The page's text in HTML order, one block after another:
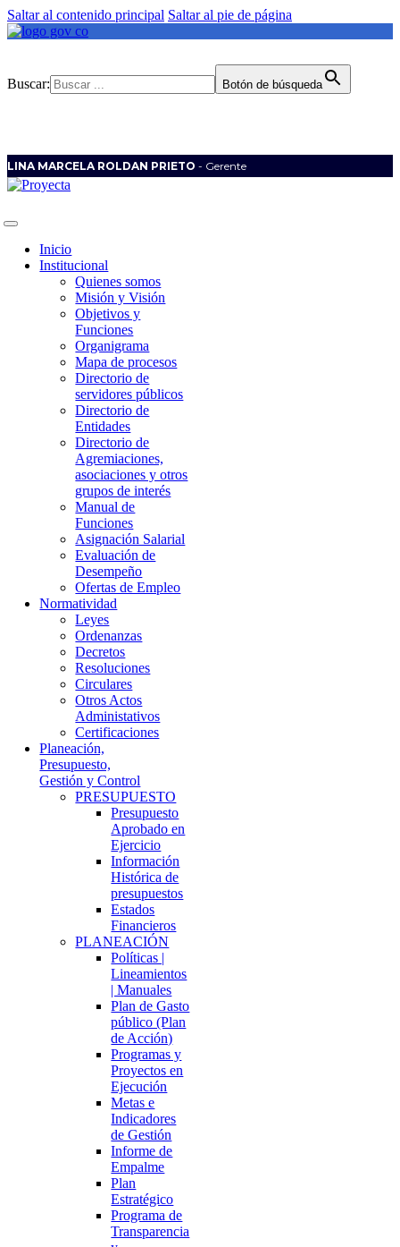
Saltar al contenido principal Saltar al pie de página
Buscar: Botón de búsqueda
LINA MARCELA ROLDAN PRIETO - Gerente
Inicio
Institucional
Quienes somos
Misión y Visión
Objetivos y
Funciones
Organigrama
Mapa de procesos
Directorio de
servidores públicos
Directorio de
Entidades
Directorio de
Agremiaciones,
asociaciones y otros
grupos de interés
Manual de
Funciones
Asignación Salarial
Evaluación de
Desempeño
Ofertas de Empleo
Normatividad
Leyes
Ordenanzas
Decretos
Resoluciones
Circulares
Otros Actos
Administativos
Certificaciones
Planeación,
Presupuesto,
Gestión y Control
PRESUPUESTO
Presupuesto
Aprobado en
Ejercicio
Información
Histórica de
presupuestos
Estados
Financieros
PLANEACIÓN
Políticas |
Lineamientos
| Manuales
Plan de Gasto
público (Plan
de Acción)
Programas y
Proyectos en
Ejecución
Metas e
Indicadores
de Gestión
Informe de
Empalme
Plan
Estratégico
Programa de
Transparencia